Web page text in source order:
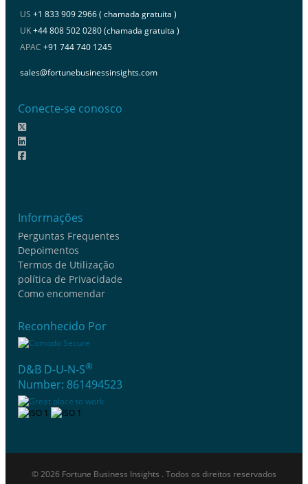
US +1 833 909 2966 ( chamada gratuita )
UK+44 808 502 0280 (chamada gratuita )
APAC +91 744 740 1245
sales@fortunebusinessinsights.com
Conecte-se conosco
Informações
Perguntas Frequentes
Depoimentos
Termos de Utilização
política de Privacidade
Como encomendar
Reconhecido Por
D&B D-U-N-S®
Number: 861494523
© 2026 Fortune Business Insights . Todos os direitos reservados